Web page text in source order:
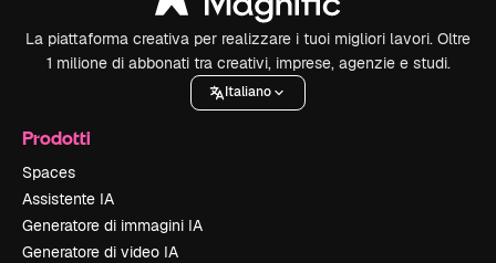
La piattaforma creativa per realizzare i tuoi migliori lavori. Oltre
1 milione di abbonati tra creativi, imprese, agenzie e studi.
Italiano
Prodotti
Spaces
Assistente IA
Generatore di immagini IA
Generatore di video IA